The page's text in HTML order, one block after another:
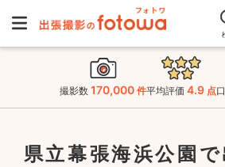
撮影数 170,000 件平均評価 4.9 点
県立幕張海浜公園